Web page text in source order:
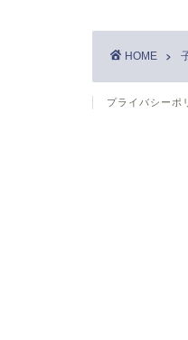
HOME
プライバシーポ